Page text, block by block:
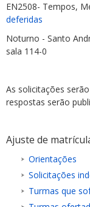
EN2508- Tempos,
deferidas
Noturno - Santo
sala 114-0
As solicitações serão
respostas serão
Ajuste de
Orientações
Solicitações
Turmas que